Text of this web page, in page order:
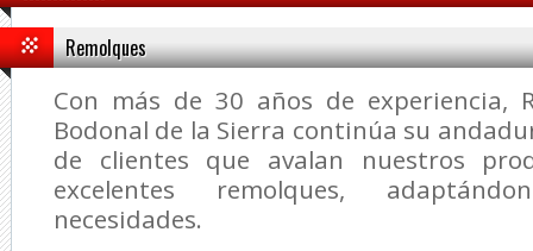
Remolques
Con más de 30 años de experiencia,
Bodonal de la Sierra continúa su
de clientes que avalan nuestros
excelentes remolques,
necesidades.